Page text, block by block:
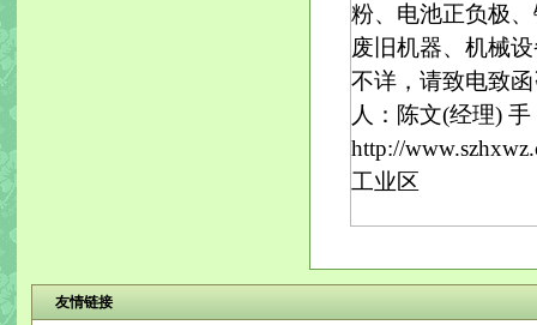
粉、电池正负极
废旧机器、机械
不详，请致电致
人：陈文(经理)
http://
工业区
友情链接